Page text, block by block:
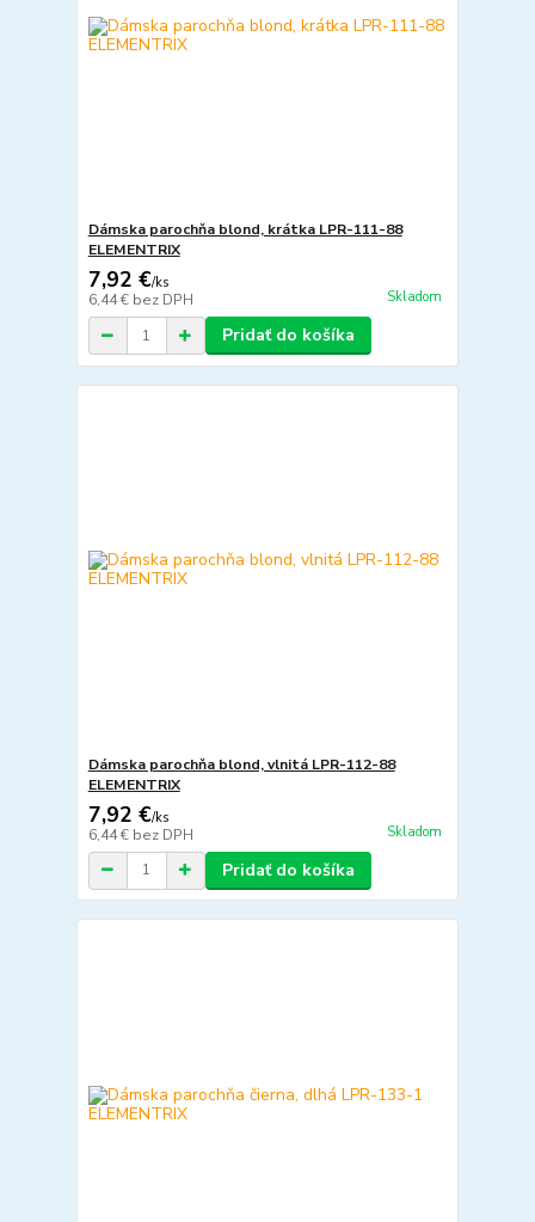
Dámska parochňa blond, krátka LPR-111-88
ELEMENTRIX
7,92 €/ks
6,44 € bez DPH Skladom
Pridať do košíka
Dámska parochňa blond, vlnitá LPR-112-88
ELEMENTRIX
7,92 €/ks
6,44 € bez DPH Skladom
Pridať do košíka